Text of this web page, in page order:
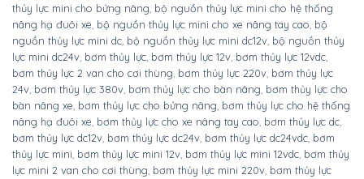
thủy lực mini cho bửng nâng, bộ nguồn thủy lực mini cho hệ thống
nâng hạ đuôi xe, bộ nguồn thủy lực mini cho xe nâng tay cao, bộ
nguồn thủy lực mini dc, bộ nguồn thủy lực mini dc12v, bộ nguồn thủy
lực mini dc24v, bơm thủy lực, bơm thủy lực 12v, bơm thủy lực 12vdc,
bơm thủy lực 2 van cho cơi thùng, bơm thủy lực 220v, bơm thủy lực
24v, bơm thủy lực 380v, bơm thủy lực cho bàn nâng, bơm thủy lực cho
bàn nâng xe, bơm thủy lực cho bửng nâng, bơm thủy lực cho hệ thống
nâng hạ đuôi xe, bơm thủy lực cho xe nâng tay cao, bơm thủy lực dc,
bơm thủy lực dc12v, bơm thủy lực dc24v, bơm thủy lực dc24vdc, bơm
thủy lực mini, bơm thủy lực mini 12v, bơm thủy lực mini 12vdc, bơm thủy
lực mini 2 van cho cơi thùng, bơm thủy lực mini 220v, bơm thủy lực